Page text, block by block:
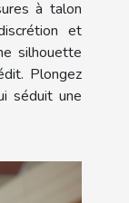
à talon
et
silhouette
Plongez
séduit une